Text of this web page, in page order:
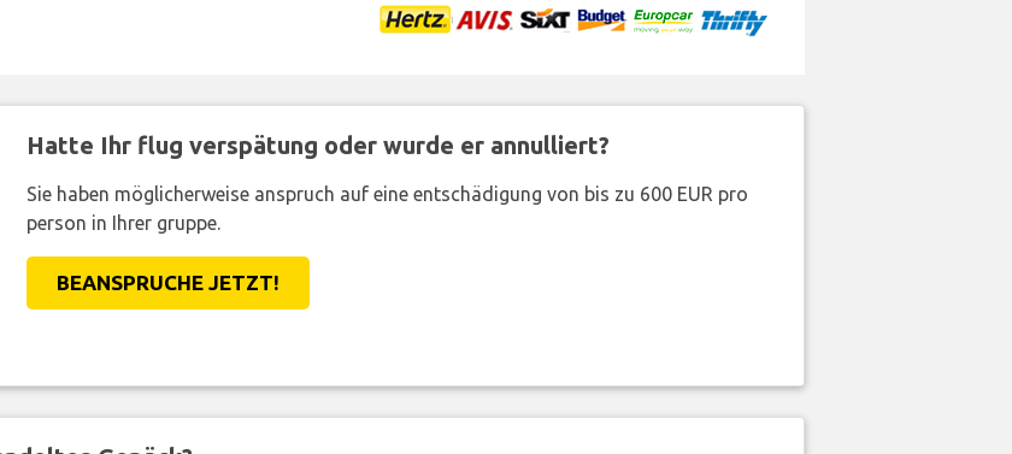
Hatte Ihr flug verspätung oder wurde er annulliert?
Sie haben möglicherweise anspruch auf eine entschädigung von bis zu 600 EUR pro
person in Ihrer gruppe.
BEANSPRUCHE JETZT!